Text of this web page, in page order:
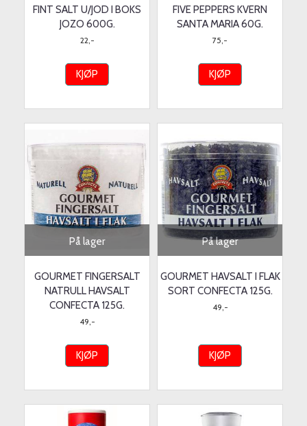
FINT SALT U/JOD I BOKS
JOZO 600G.
22,-
KJØP
FIVE PEPPERS KVERN
SANTA MARIA 60G.
75,-
KJØP
På lager
GOURMET FINGERSALT
NATRULL HAVSALT
CONFECTA 125G.
49,-
KJØP
På lager
GOURMET HAVSALT I FLAK
SORT CONFECTA 125G.
49,-
KJØP